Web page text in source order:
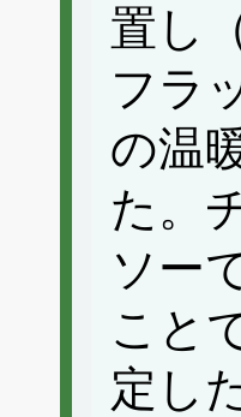
置し
フラ
の温
た。
ソー
こと
定し